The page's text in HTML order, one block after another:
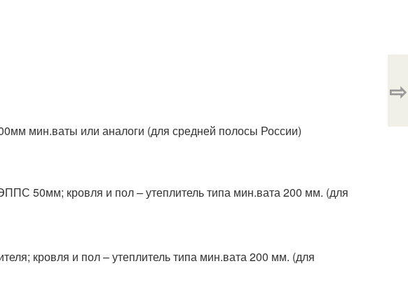
мин.ваты или аналоги (для средней полосы России)
50мм; кровля и пол – утеплитель типа мин.вата 200 мм. (для
кровля и пол – утеплитель типа мин.вата 200 мм. (для
⇨